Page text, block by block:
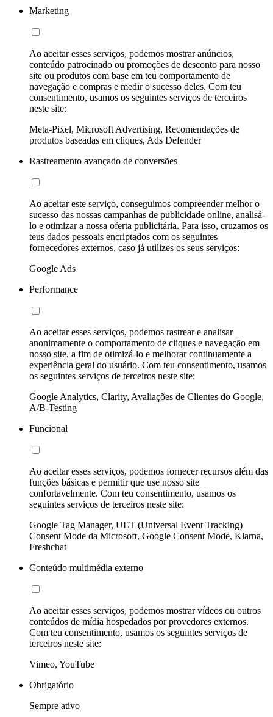
Marketing
Ao aceitar esses serviços, podemos mostrar anúncios,
conteúdo patrocinado ou promoções de desconto para nosso
site ou produtos com base em teu comportamento de
navegação e compras e medir o sucesso deles. Com teu
consentimento, usamos os seguintes serviços de terceiros
neste site:
Meta-Pixel, Microsoft Advertising, Recomendações de
produtos baseadas em cliques, Ads Defender
Rastreamento avançado de conversões
Ao aceitar este serviço, conseguimos compreender melhor o
sucesso das nossas campanhas de publicidade online, analisá-
lo e otimizar a nossa oferta publicitária. Para isso, cruzamos os
teus dados pessoais encriptados com os seguintes
fornecedores externos, caso já utilizes os seus serviços:
Google Ads
Performance
Ao aceitar esses serviços, podemos rastrear e analisar
anonimamente o comportamento de cliques e navegação em
nosso site, a fim de otimizá-lo e melhorar continuamente a
experiência geral do usuário. Com teu consentimento, usamos
os seguintes serviços de terceiros neste site:
Google Analytics, Clarity, Avaliações de Clientes do Google,
A/B-Testing
Funcional
Ao aceitar esses serviços, podemos fornecer recursos além das
funções básicas e permitir que use nosso site
confortavelmente. Com teu consentimento, usamos os
seguintes serviços de terceiros neste site:
Google Tag Manager, UET (Universal Event Tracking)
Consent Mode da Microsoft, Google Consent Mode, Klarna,
Freshchat
Conteúdo multimédia externo
Ao aceitar esses serviços, podemos mostrar vídeos ou outros
conteúdos de mídia hospedados por provedores externos.
Com teu consentimento, usamos os seguintes serviços de
terceiros neste site:
Vimeo, YouTube
Obrigatório
Sempre ativo